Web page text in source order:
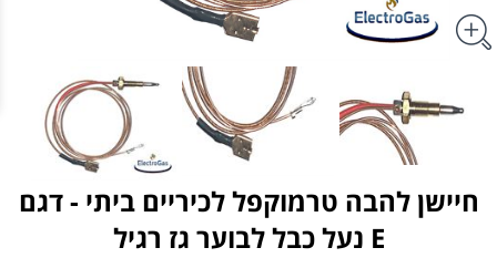
חיישן להבה טרמוקפל לכיריים ביתי - דגם
E נעל כבל לבוער גז רגיל